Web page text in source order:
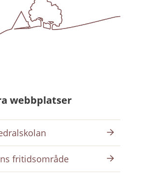
webbplatser
fritidsområde